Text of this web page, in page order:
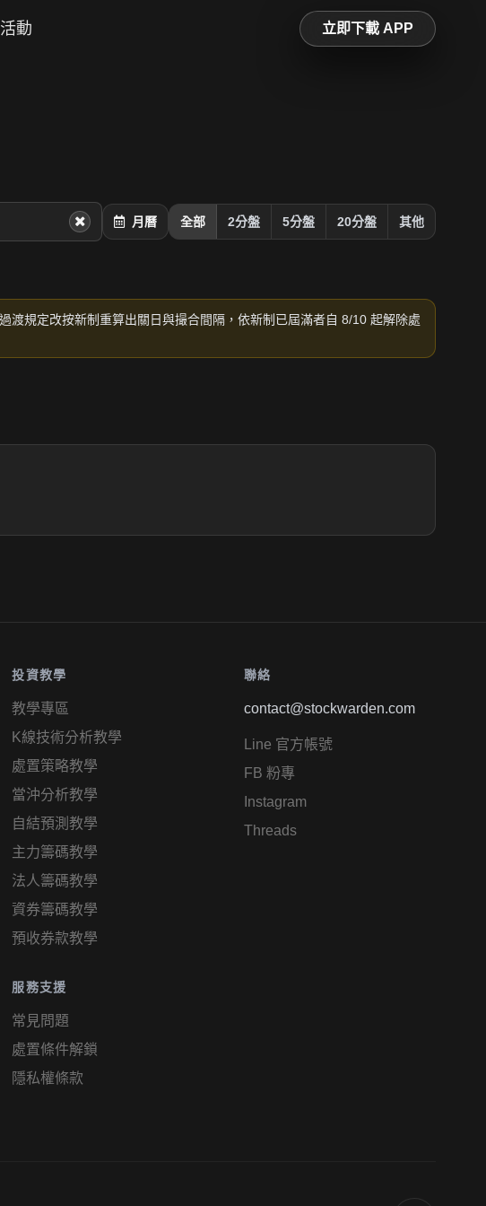
動 立即下載 APP
月曆 全部 2分盤 5分盤 20分盤 其他
渡規定改按新制重算出關日與撮合間隔，依新制已屆滿者自 8/10 起解除處
投資教學
教學專區
K線技術分析教學
處置策略教學
當沖分析教學
自結預測教學
主力籌碼教學
法人籌碼教學
資券籌碼教學
預收券款教學
服務支援
常見問題
處置條件解鎖
隱私權條款
聯絡
contact@stockwarden.com
Line 官方帳號
FB 粉專
Instagram
Threads